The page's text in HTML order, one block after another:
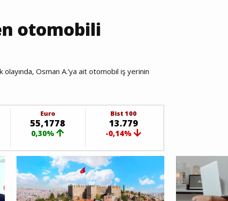
otomobili
olayında, Osman A.'ya ait otomobil iş yerinin
Euro
55,1778
0,30%
Bist 100
13.779
-0,14%